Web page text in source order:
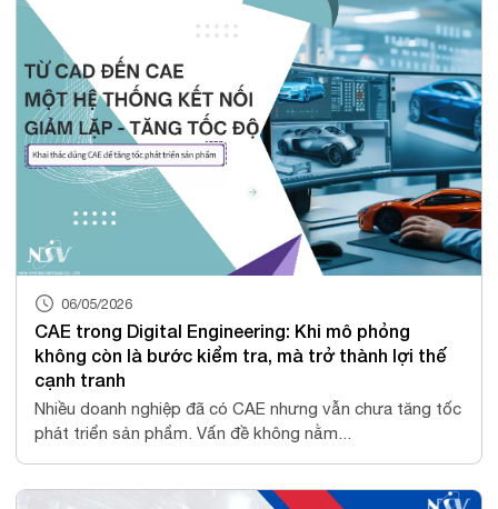
06/05/2026
CAE trong Digital Engineering: Khi mô phỏng
không còn là bước kiểm tra, mà trở thành lợi thế
cạnh tranh
Nhiều doanh nghiệp đã có CAE nhưng vẫn chưa tăng tốc
phát triển sản phẩm. Vấn đề không nằm...